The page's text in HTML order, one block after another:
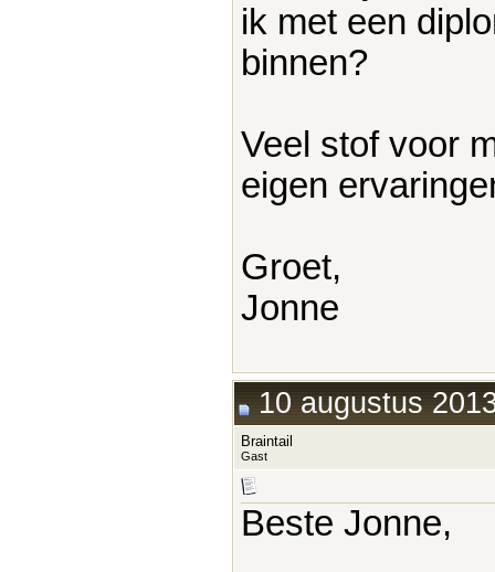
ik met een
binnen?
Veel stof voor
eigen
Groet,
Jonne
10 augustus
Braintail
Gast
Beste Jonne,